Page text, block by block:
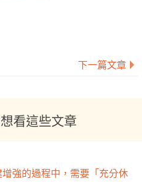
下一篇文章
看這些文章
強的過程中，需要「充分休